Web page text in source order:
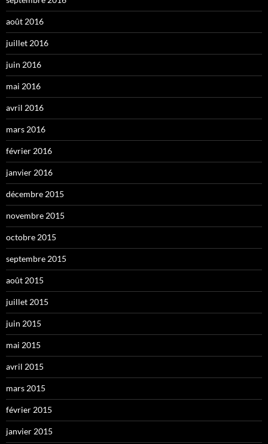
août 2016
juillet 2016
juin 2016
mai 2016
avril 2016
mars 2016
février 2016
janvier 2016
décembre 2015
novembre 2015
octobre 2015
septembre 2015
août 2015
juillet 2015
juin 2015
mai 2015
avril 2015
mars 2015
février 2015
janvier 2015